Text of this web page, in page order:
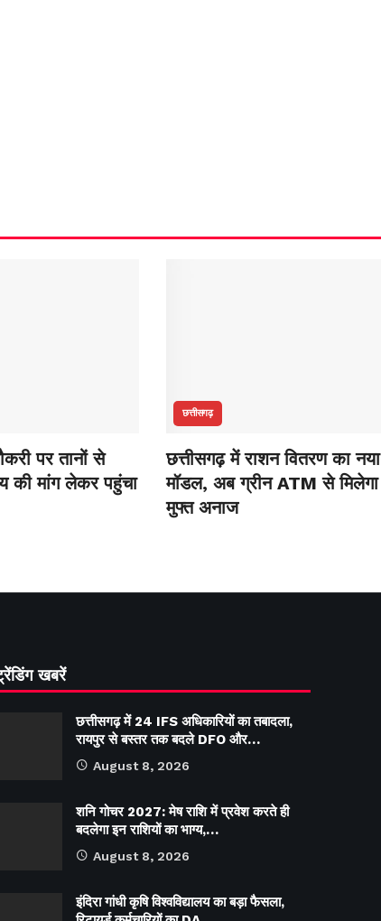
पर तानों से
की मांग लेकर पहुंचा
छत्तीसगढ़
छत्तीसगढ़ में राशन वितरण का नया
मॉडल, अब ग्रीन ATM से मिलेगा
मुफ्त अनाज
खबरें
छत्तीसगढ़ में 24 IFS अधिकारियों का तबादला,
रायपुर से बस्तर तक बदले DFO और…
August 8, 2026
शनि गोचर 2027: मेष राशि में प्रवेश करते ही
बदलेगा इन राशियों का भाग्य,…
August 8, 2026
इंदिरा गांधी कृषि विश्वविद्यालय का बड़ा फैसला,